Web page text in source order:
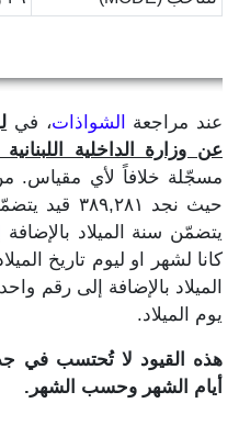
عند مراجعة الشواذات، في
عن وزارة الداخلية اللبنانية
مسجّلة خلافاً لأي مقياس.
يتضمّن سنة الميلاد
الميلاد بالإضافة إلى رقم
يوم الميلاد.
هذه القيود لا تُحتسب في
أيام الشهر وحسب الشهر.